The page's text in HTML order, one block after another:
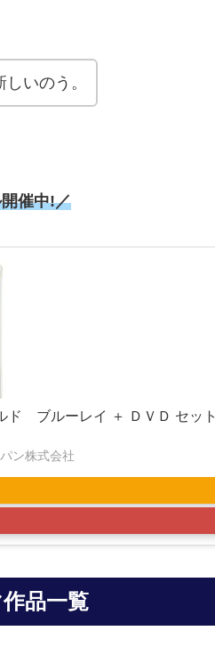
いのう。
催中!／
ド ブルーレイ ＋ ＤＶＤ セット
ン株式会社
品一覧